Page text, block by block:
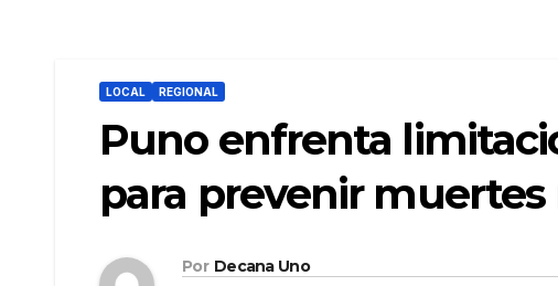
LOCAL REGIONAL
Puno enfrenta
para prevenir
Por Decana Uno